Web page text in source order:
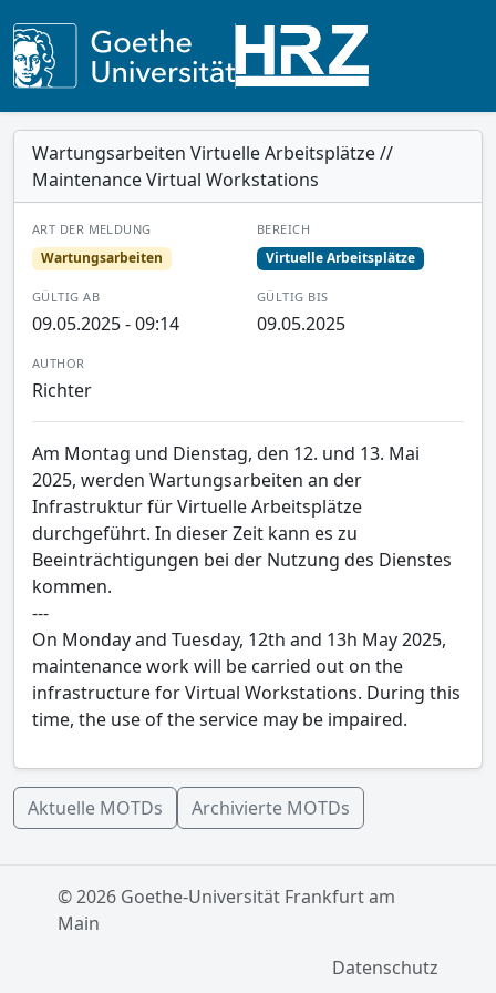
Wartungsarbeiten Virtuelle Arbeitsplätze //
Maintenance Virtual Workstations
ART DER MELDUNG
Wartungsarbeiten
BEREICH
Virtuelle Arbeitsplätze
GÜLTIG AB
09.05.2025 - 09:14
GÜLTIG BIS
09.05.2025
AUTHOR
Richter
Am Montag und Dienstag, den 12. und 13. Mai
2025, werden Wartungsarbeiten an der
Infrastruktur für Virtuelle Arbeitsplätze
durchgeführt. In dieser Zeit kann es zu
Beeinträchtigungen bei der Nutzung des Dienstes
kommen.
---
On Monday and Tuesday, 12th and 13h May 2025,
maintenance work will be carried out on the
infrastructure for Virtual Workstations. During this
time, the use of the service may be impaired.
Aktuelle MOTDs Archivierte MOTDs
© 2026 Goethe-Universität Frankfurt am
Main
Datenschutz